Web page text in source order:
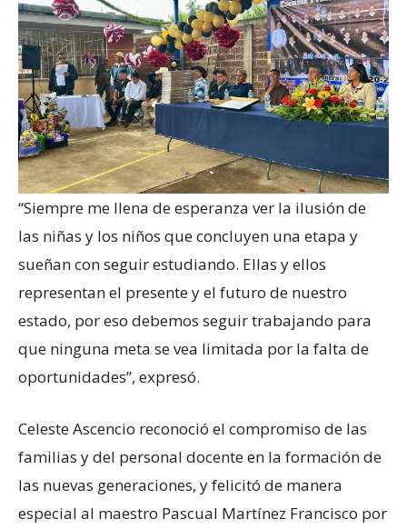
“Siempre me llena de esperanza ver la ilusión de
las niñas y los niños que concluyen una etapa y
sueñan con seguir estudiando. Ellas y ellos
representan el presente y el futuro de nuestro
estado, por eso debemos seguir trabajando para
que ninguna meta se vea limitada por la falta de
oportunidades”, expresó.
Celeste Ascencio reconoció el compromiso de las
familias y del personal docente en la formación de
las nuevas generaciones, y felicitó de manera
especial al maestro Pascual Martínez Francisco por